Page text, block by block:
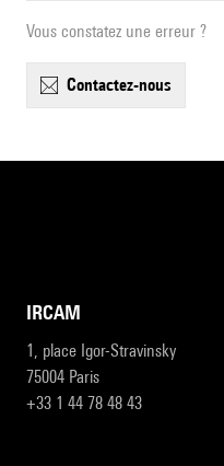
Vous constatez une erreur ?
contactez-nous
IRCAM
1, place Igor-Stravinsky
75004 Paris
+33 1 44 78 48 43